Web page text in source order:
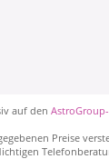
auf den
Preise